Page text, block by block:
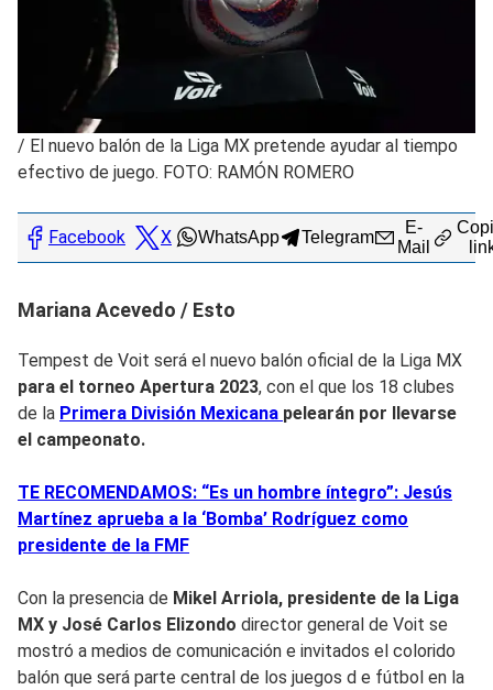
/ El nuevo balón de la Liga MX pretende ayudar al tiempo
efectivo de juego. FOTO: RAMÓN ROMERO
Facebook X WhatsApp Telegram
E-
Mail
Mariana Acevedo / Esto
Tempest de Voit será el nuevo balón oficial de la Liga MX
para el torneo Apertura 2023, con el que los 18 clubes
de la Primera División Mexicana pelearán por llevarse
el campeonato.
TE RECOMENDAMOS: “Es un hombre íntegro”: Jesús
Martínez aprueba a la ‘Bomba’ Rodríguez como
presidente de la FMF
Con la presencia de Mikel Arriola, presidente de la Liga
MX y José Carlos Elizondo director general de Voit se
mostró a medios de comunicación e invitados el colorido
balón que será parte central de los juegos d e fútbol en la